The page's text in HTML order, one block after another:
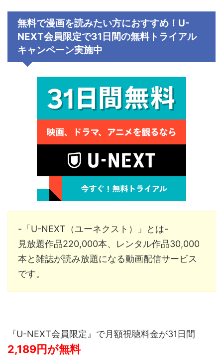
無料で漫画を読みたい方におすすめ！ U-
NEXT会員限定で31日間の無料トライアル
キャンペーン実施中
-「U-NEXT（ユーネクスト）」とは-
見放題作品220,000本、レンタル作品30,000
本と雑誌が読み放題になる動画配信サービス
です。
『U-NEXT会員限定 』で月額視聴料金が31日間
2,189円が無料